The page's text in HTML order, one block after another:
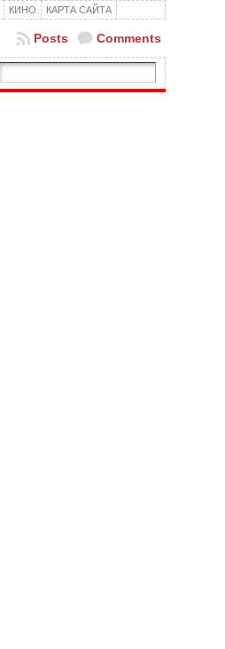
КИНО КАРТА САЙТА
Comments
Posts